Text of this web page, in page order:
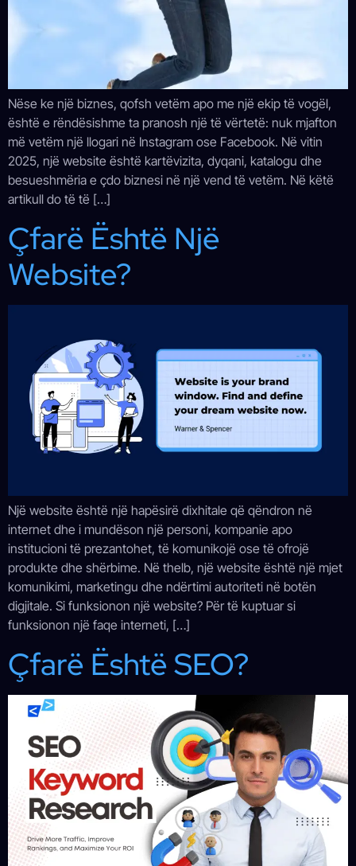
Nëse ke një biznes, qofsh vetëm apo me një ekip të vogël,
është e rëndësishme ta pranosh një të vërtetë: nuk mjafton
më vetëm një llogari në Instagram ose Facebook. Në vitin
2025, një website është kartëvizita, dyqani, katalogu dhe
besueshmëria e çdo biznesi në një vend të vetëm. Në këtë
artikull do të të […]
Çfarë Është Një
Website?
Një website është një hapësirë dixhitale që qëndron në
internet dhe i mundëson një personi, kompanie apo
institucioni të prezantohet, të komunikojë ose të ofrojë
produkte dhe shërbime. Në thelb, një website është një mjet
komunikimi, marketingu dhe ndërtimi autoriteti në botën
digjitale. Si funksionon një website? Për të kuptuar si
funksionon një faqe interneti, […]
Çfarë Është SEO?